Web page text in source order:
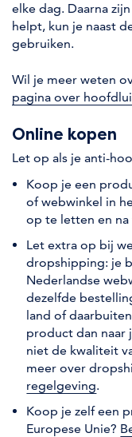
elke dag. Daarna
helpt, kun je naast
gebruiken.
Wil je meer weten
pagina over
Online kopen
Let op als je anti-
Koop je een
of webwinkel in
op te letten en
Let extra op bij
dropshipping: je
Nederlandse
dezelfde
land of
product dan naar
niet de kwaliteit
meer over
regelgeving.
Koop je zelf een
Europese Unie?